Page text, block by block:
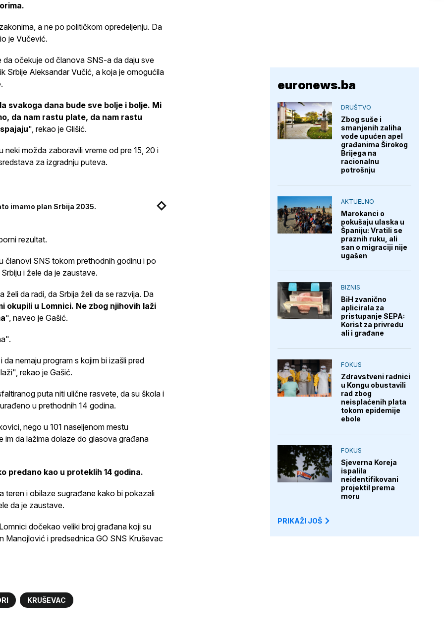
a ne po političkom opredeljenju. Da
je Vučević.
da očekuje od članova SNS-a da daju sve
Srbije Aleksandar Vučić, a koja je omogućila
svakoga dana bude sve bolje i bolje. Mi
da nam rastu plate, da nam rastu
", rekao je Glišić.
neki možda zaboravili vreme od pre 15, 20 i
za izgradnju puteva.
imamo plan Srbija 2035.
rezultat.
članovi SNS tokom prethodnih godinu i po
i žele da je zaustave.
želi da radi, da Srbija želi da se razvija. Da
okupili u Lomnici. Ne zbog njihovih laži
", naveo je Gašić.
nemaju program s kojim bi izašli pred
rekao je Gašić.
puta niti ulične rasvete, da su škola i
u prethodnih 14 godina.
nego u 101 naseljenom mestu
im da lažima dolaze do glasova građana
predano kao u proteklih 14 godina.
teren i obilaze sugrađane kako bi pokazali
da je zaustave.
dočekao veliki broj građana koji su
Manojlović i predsednica GO SNS Kruševac
KRUŠEVAC
euronews.ba
DRUŠTVO
Zbog suše i
smanjenih zaliha
vode upućen apel
građanima Širokog
Brijega na
racionalnu
potrošnju
AKTUELNO
Marokanci o
pokušaju ulaska u
Španiju: Vratili se
praznih ruku, ali
san o migraciji nije
ugašen
BIZNIS
BiH zvanično
aplicirala za
pristupanje SEPA:
Korist za privredu
ali i građane
FOKUS
Zdravstveni radnici
u Kongu obustavili
rad zbog
neisplaćenih plata
tokom epidemije
ebole
FOKUS
Sjeverna Koreja
ispalila
neidentifikovani
projektil prema
moru
PRIKAŽI JOŠ